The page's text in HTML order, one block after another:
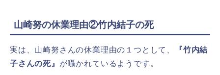
山崎努の休業理由②竹内結子の死
実は、山崎努さんの休業理由の１つとして、
『竹内結
子さんの死』 が囁かれているようです。